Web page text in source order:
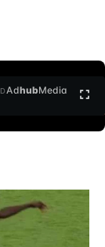
AdhubMedia